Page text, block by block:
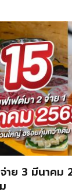
าย 3 มีนาคม